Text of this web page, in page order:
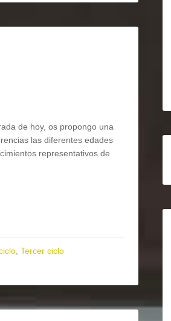
de hoy, os propongo una
las diferentes edades
representativos de
Tercer ciclo